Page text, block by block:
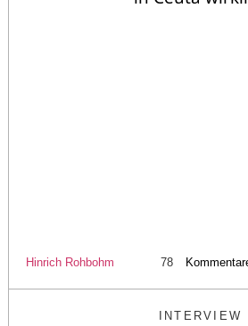
Hinrich Rohbohm 78
INTERVIEW